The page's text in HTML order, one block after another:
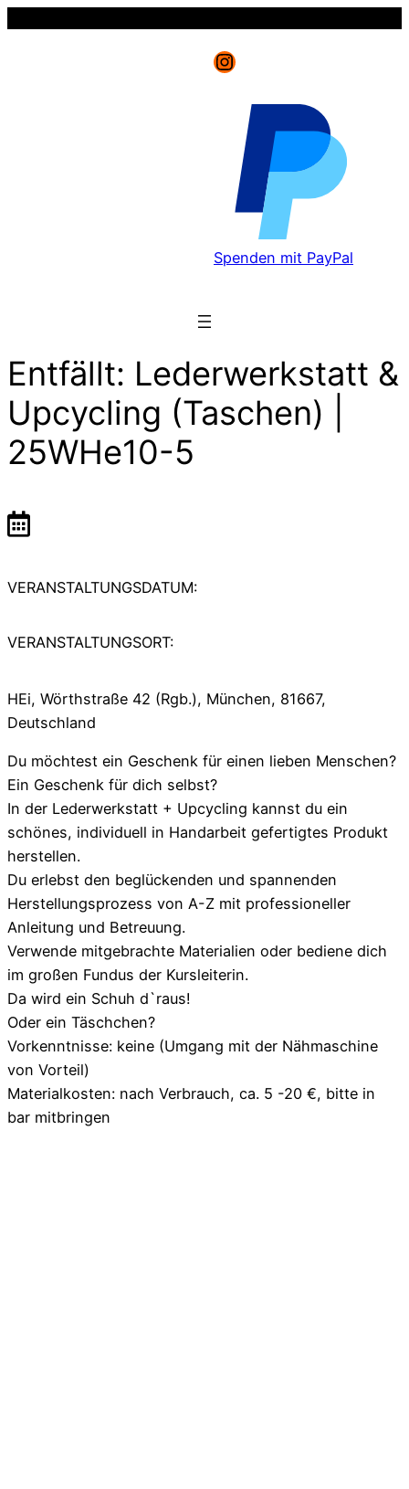
Instagram
Spenden mit PayPal
Entfällt: Lederwerkstatt &
Upcycling (Taschen) |
25WHe10-5
VERANSTALTUNGSDATUM:
VERANSTALTUNGSORT:
HEi, Wörthstraße 42 (Rgb.), München, 81667,
Deutschland
Du möchtest ein Geschenk für einen lieben Menschen?
Ein Geschenk für dich selbst?
In der Lederwerkstatt + Upcycling kannst du ein
schönes, individuell in Handarbeit gefertigtes Produkt
herstellen.
Du erlebst den beglückenden und spannenden
Herstellungsprozess von A-Z mit professioneller
Anleitung und Betreuung.
Verwende mitgebrachte Materialien oder bediene dich
im großen Fundus der Kursleiterin.
Da wird ein Schuh d`raus!
Oder ein Täschchen?
Vorkenntnisse: keine (Umgang mit der Nähmaschine
von Vorteil)
Materialkosten: nach Verbrauch, ca. 5 -20 €, bitte in
bar mitbringen